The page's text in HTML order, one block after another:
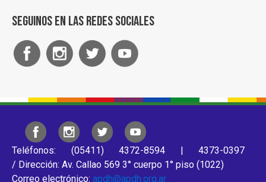
Seguinos en las redes sociales
Teléfonos: (05411) 4372-8594 | 4373-0397
/ Dirección: Av. Callao 569 3° cuerpo 1° piso (1022)
Correo electrónico: apdh@apdh.org.ar